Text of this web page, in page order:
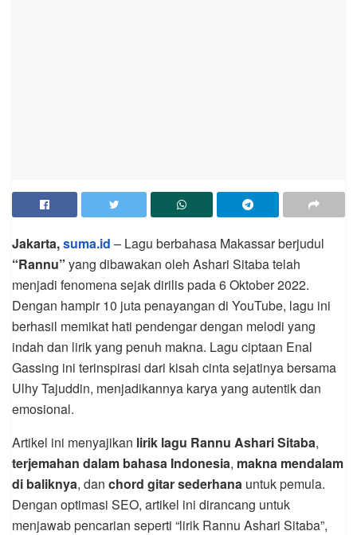
Jakarta,suma.id – Lagu berbahasa Makassar berjudul
“Rannu” yang dibawakan oleh Ashari Sitaba telah
menjadi fenomena sejak dirilis pada 6 Oktober 2022.
Dengan hampir 10 juta penayangan di YouTube, lagu ini
berhasil memikat hati pendengar dengan melodi yang
indah dan lirik yang penuh makna. Lagu ciptaan Enal
Gassing ini terinspirasi dari kisah cinta sejatinya bersama
Ulhy Tajuddin, menjadikannya karya yang autentik dan
emosional.
Artikel ini menyajikan lirik lagu Rannu Ashari Sitaba,
terjemahan dalam bahasa Indonesia, makna mendalam
di baliknya, dan chord gitar sederhana untuk pemula.
Dengan optimasi SEO, artikel ini dirancang untuk
menjawab pencarian seperti “lirik Rannu Ashari Sitaba”,